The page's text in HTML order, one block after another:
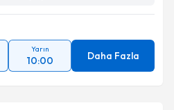
Yarın
10:00 Daha Fazla